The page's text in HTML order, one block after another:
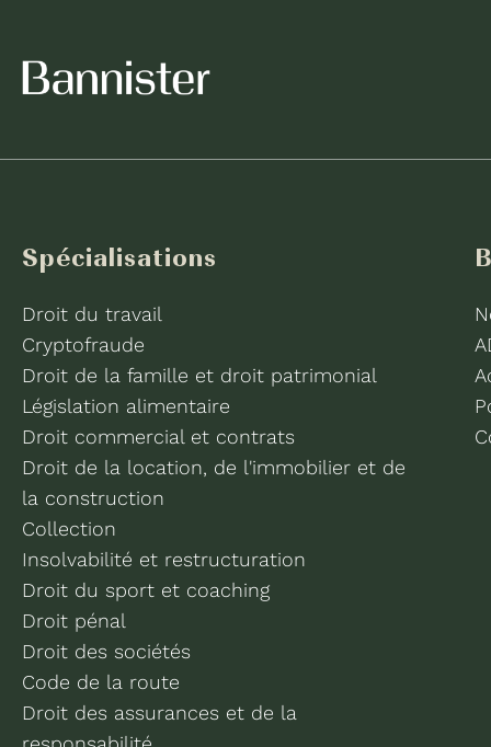
Spécialisations
Droit du travail
Cryptofraude
Droit de la famille et droit patrimonial
Législation alimentaire
Droit commercial et contrats
Droit de la location, de l'immobilier et de
la construction
Collection
Insolvabilité et restructuration
Droit du sport et coaching
Droit pénal
Droit des sociétés
Code de la route
Droit des assurances et de la